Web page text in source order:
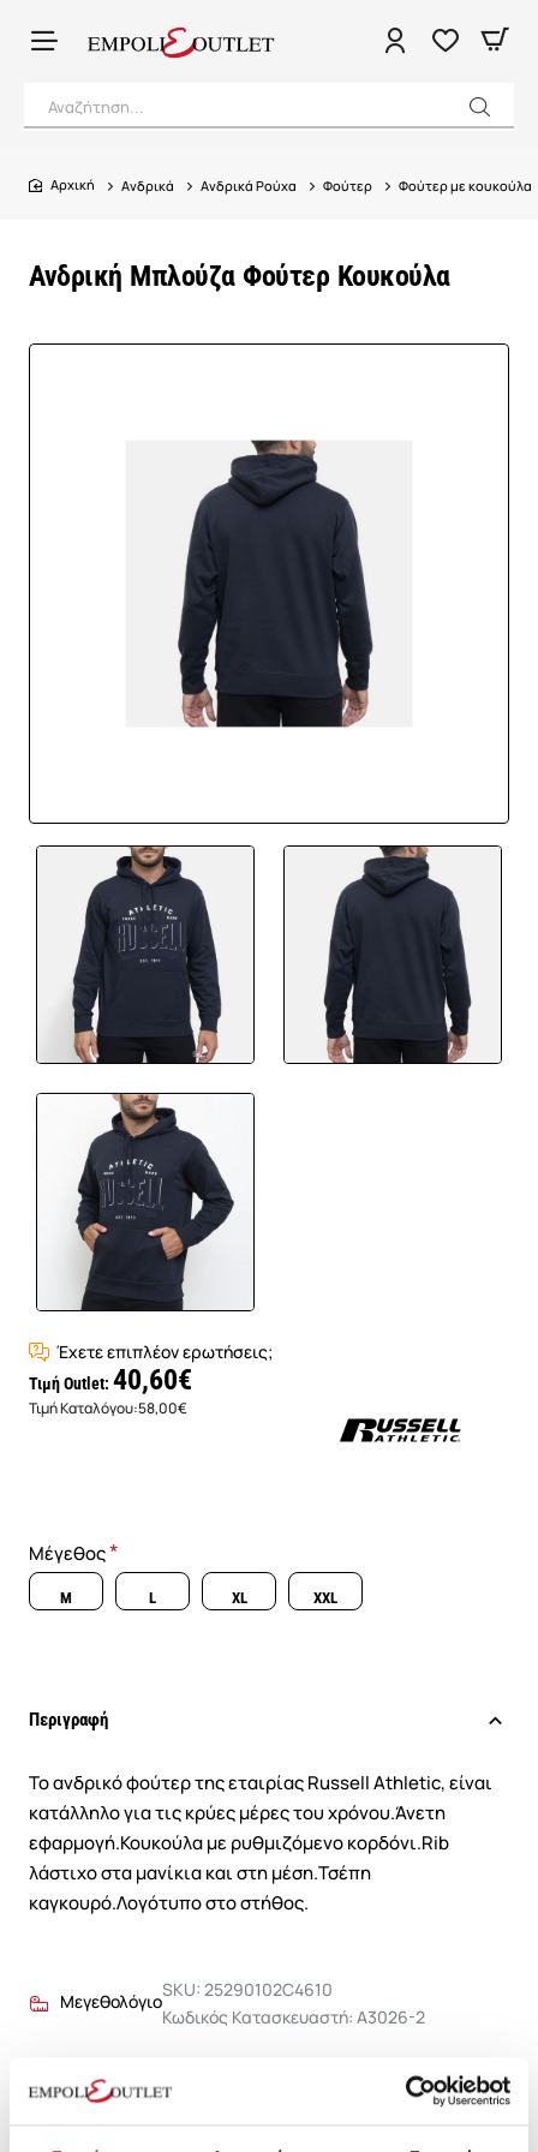
Αναζήτηση...
Ανδρική Μπλούζα Φούτερ Κουκούλα
home
Ανδρικά Ανδρικά Ρούχα Φούτερ Φούτερ με κουκούλα
Έχετε επιπλέον ερωτήσεις;
Τιμή Outlet: 40,60€
Τιμή Καταλόγου:58,00€
Μέγεθος
M L XL XXL
Περιγραφή
Το ανδρικό φούτερ της εταιρίας Russell Athletic, είναι
κατάλληλο για τις κρύες μέρες του χρόνου.Άνετη
εφαρμογή.Κουκούλα με ρυθμιζόμενο κορδόνι.Rib
λάστιχο στα μανίκια και στη μέση.Τσέπη
καγκουρό.Λογότυπο στο στήθος.
Μεγεθολόγιο
SKU: 25290102C4610
Κωδικός Κατασκευαστή: A3026-2
Σύνθεση